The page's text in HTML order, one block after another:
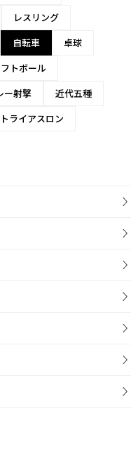
レスリング
自転車
卓球
トボール
ー射撃
近代五種
トライアスロン